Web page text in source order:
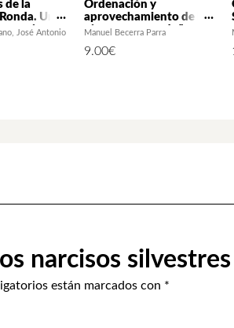
de la
Una
José Antonio
Ordenación y
aprovechamiento de los
pinsapares rondeños
memoria de Antonio
Manuel Becerra Parra
9.00€
narcisos
están marcados con *